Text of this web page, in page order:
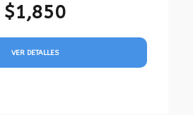
$1,850
VER DETALLES